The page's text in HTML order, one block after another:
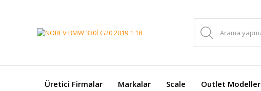
Üretici Firmalar Markalar Scale Outlet Modeller